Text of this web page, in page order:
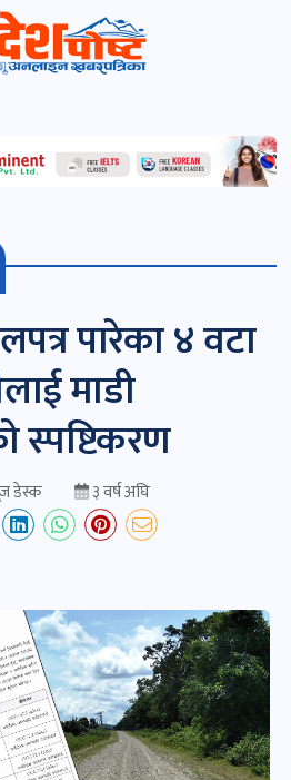
पारेका ४ वटा
माडी
स्पष्टिकरण
डेस्क ३ वर्ष अघि